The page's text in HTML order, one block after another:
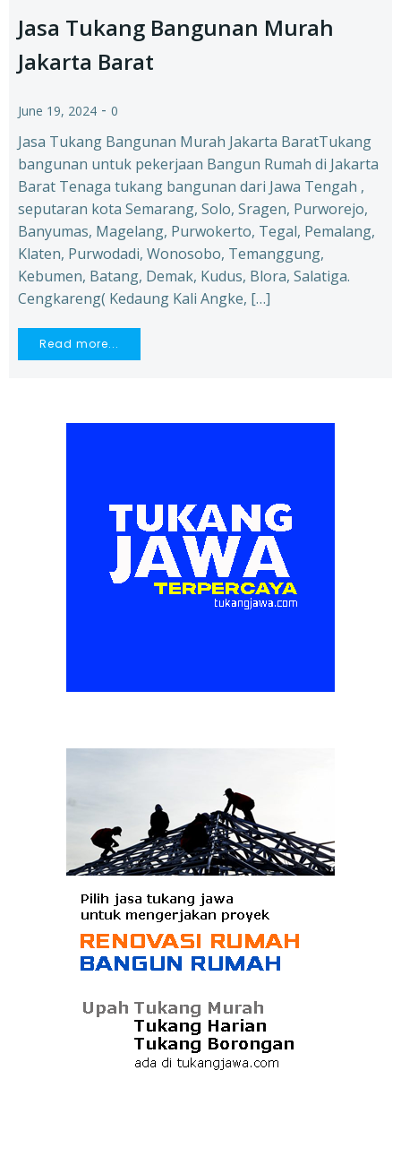
Jasa Tukang Bangunan Murah
Jakarta Barat
June 19, 2024 - 0
Jasa Tukang Bangunan Murah Jakarta BaratTukang
bangunan untuk pekerjaan Bangun Rumah di Jakarta
Barat Tenaga tukang bangunan dari Jawa Tengah ,
seputaran kota Semarang, Solo, Sragen, Purworejo,
Banyumas, Magelang, Purwokerto, Tegal, Pemalang,
Klaten, Purwodadi, Wonosobo, Temanggung,
Kebumen, Batang, Demak, Kudus, Blora, Salatiga.
Cengkareng( Kedaung Kali Angke, […]
Read more...